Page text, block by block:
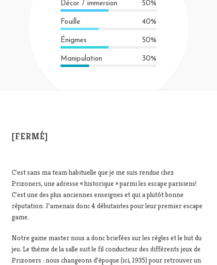
Décor / immersion 50%
Fouille 40%
Énigmes 50%
Manipulation 30%
[FERMÉ]
C’est sans ma team habituelle que je me suis rendue chez
Prizoners, une adresse « historique » parmi les escape parisiens!
C’est une des plus anciennes enseignes et qui a plutôt bonne
réputation. J’amenais donc 4 débutantes pour leur premier escape
game.
Notre game master nous a donc briefées sur les règles et le but du
jeu. Le thème de la salle suit le fil conducteur des différents jeux de
Prizoners : nous changeons d’époque (ici, 1935) pour retrouver un